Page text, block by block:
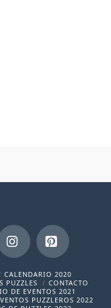
InstagramPinterest
CALENDARIO 2020
PUZZLES
CONTACTO
DE EVENTOS 2021
PUZZLEROS 2022